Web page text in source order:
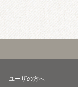
ユーザの方へ